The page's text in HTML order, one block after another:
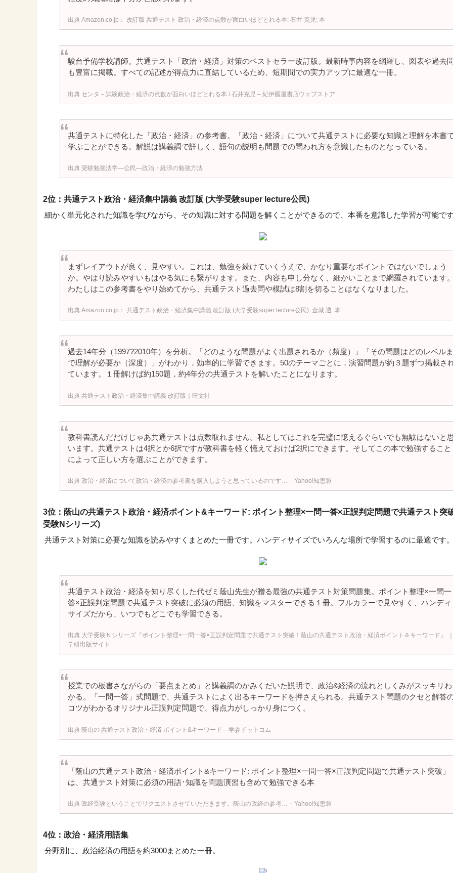
Amazon.co.jp： 改訂版 共通テスト 政治・経済の点数が面白いほどとれる本: 石井 克児: 本
駿台予備学校講師。共通テスト「政治・経済」対策のベストセラー改訂版。最新時事内容を網羅し、図表や過去
も豊富に掲載。すべての記述が得点力に直結しているため、短期間での実力アップに最適な一冊。
センタ－試験政治・経済の点数が面白いほどとれる本 / 石井克児 – 紀伊國屋書店ウェブストア
共通テストに特化した「政治・経済」の参考書。「政治・経済」について共通テストに必要な知識と理解を本書
学ぶことができる。解説は講義調で詳しく、語句の説明も問題での問われ方を意識したものとなっている。
受験勉強法学―公民―政治・経済の勉強方法
2位：共通テスト政治・経済集中講義 改訂版 (大学受験super lecture公民)
細かく単元化された知識を学びながら、その知識に対する問題を解くことができるので、本番を意識した学習が可能で
まずレイアウトが良く、見やすい。これは、勉強を続けていくうえで、かなり重要なポイントではないでしょう
か。やはり読みやすいもはやる気にも繋がります。また、内容も申し分なく、細かいことまで網羅されています
わたしはこの参考書をやり始めてから、共通テスト過去問や模試は8割を切ることはなくなりました。
Amazon.co.jp： 共通テスト政治・経済集中講義 改訂版 (大学受験super lecture公民): 金城 透: 本
過去14年分（1997?2010年）を分析。「どのような問題がよく出題されるか（頻度）」「その問題はどのレベルま
で理解が必要か（深度）」がわかり，効率的に学習できます。50のテーマごとに，演習問題が約３題ずつ掲載さ
ています。１冊解けば約150題，約4年分の共通テストを解いたことになります。
共通テスト政治・経済集中講義 改訂版｜旺文社
教科書読んだだけじゃあ共通テストは点数取れません。私としてはこれを完璧に憶えるぐらいでも無駄はないと
います。共通テストは4択とか6択ですが教科書を軽く憶えておけば2択にできます。そしてこの本で勉強すること
によって正しい方を選ぶことができます。
政治・経済について政治・経済の参考書を購入しようと思っているのです… – Yahoo!知恵袋
3位：蔭山の共通テスト政治・経済ポイント&キーワード: ポイント整理×一問一答×正誤判定問題で共通テスト突
受験Nシリーズ)
共通テスト対策に必要な知識を読みやすくまとめた一冊です。ハンディサイズでいろんな場所で学習するのに最適です
共通テスト政治・経済を知り尽くした代ゼミ蔭山先生が贈る最強の共通テスト対策問題集。ポイント整理×一問一
答×正誤判定問題で共通テスト突破に必須の用語、知識をマスターできる１冊。フルカラーで見やすく、ハンディ
サイズだから、いつでもどこでも学習できる。
大学受験Ｎシリーズ『ポイント整理×一問一答×正誤判定問題で共通テスト突破！蔭山の共通テスト政治・経済ポイント＆キーワード』
学研出版サイト
授業での板書さながらの「要点まとめ」と講義調のかみくだいた説明で、政治&経済の流れとしくみがスッキリわ
かる。「一問一答」式問題で、共通テストによく出るキーワードを押さえられる。共通テスト問題のクセと解答
コツがわかるオリジナル正誤判定問題で、得点力がしっかり身につく。
蔭山の 共通テスト政治・経済 ポイント&キーワード – 学参ドットコム
「蔭山の共通テスト政治・経済ポイント&キーワード: ポイント整理×一問一答×正誤判定問題で共通テスト突破」
は、共通テスト対策に必須の用語･知識を問題演習も含めて勉強できる本
政経受験ということでリクエストさせていただきます。蔭山の政経の参考… – Yahoo!知恵袋
4位：政治・経済用語集
分野別に、政治経済の用語を約3000まとめた一冊。